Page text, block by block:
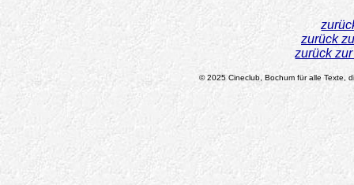
zurück
zurück
© 2025 Cineclub, Bochum für alle Texte,